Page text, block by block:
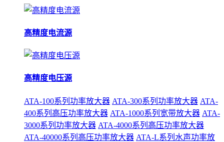
高精度电流源
高精度电压源
ATA-100系列功率放大器 ATA-300系列功率放大器 ATA-
400系列高压功率放大器 ATA-1000系列宽带放大器 ATA-
3000系列功率放大器 ATA-4000系列高压功率放大器
ATA-40000系列高压功率放大器 ATA-L系列水声功率放